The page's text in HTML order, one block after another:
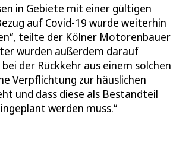
in Gebiete mit einer gültigen
auf Covid-19 wurde weiterhin
teilte der Kölner Motorenbauer
wurden außerdem darauf
der Rückkehr aus einem solchen
Verpflichtung zur häuslichen
und dass diese als Bestandteil
werden muss.“